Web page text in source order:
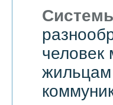
человек
жильцам